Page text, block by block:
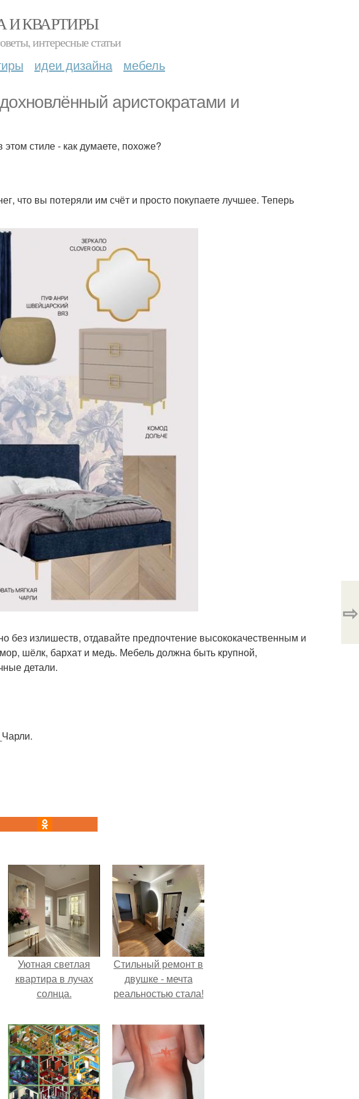
И КВАРТИРЫ
интересные статьи
идеи дизайна мебель
аристократами и
стиле - как думаете, похоже?
что вы потеряли им счёт и просто покупаете лучшее. Теперь
без излишеств, отдавайте предпочтение высококачественным и
шёлк, бархат и медь. Мебель должна быть крупной,
детали.
⇨
Уютная светлая
квартира в лучах
солнца.
Стильный ремонт в
двушке - мечта
реальностью стала!